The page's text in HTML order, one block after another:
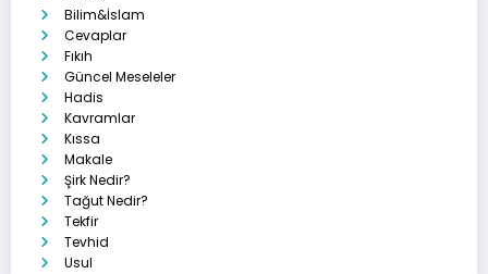
Bilim&İslam
Cevaplar
Fıkıh
Güncel Meseleler
Hadis
Kavramlar
Kıssa
Makale
Şirk Nedir?
Tağut Nedir?
Tekfir
Tevhid
Usul